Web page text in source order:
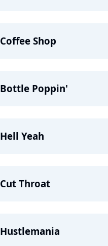
Coffee Shop
Bottle Poppin'
Hell Yeah
Cut Throat
Hustlemania